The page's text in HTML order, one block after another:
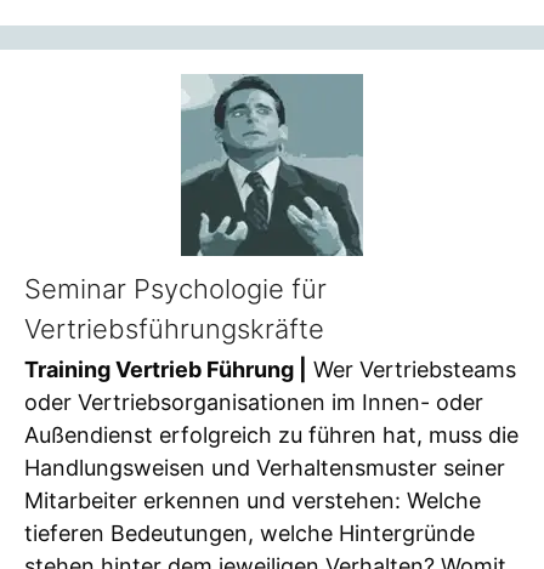
Seminar Psychologie für
Vertriebsführungskräfte
Training Vertrieb Führung |
Wer Vertriebsteams
oder Vertriebsorganisationen im Innen- oder
Außendienst erfolgreich zu führen hat, muss die
Handlungsweisen und Verhaltensmuster seiner
Mitarbeiter erkennen und verstehen: Welche
tieferen Bedeutungen, welche Hintergründe